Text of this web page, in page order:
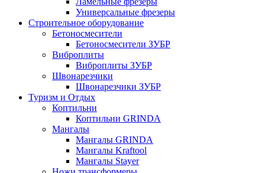
Универсальные фрезеры
Строительное оборудование
Бетоносмесители
Бетоносмесители ЗУБР
Виброплиты
Виброплиты ЗУБР
Швонарезчики
Швонарезчики ЗУБР
Туризм и Отдых
Коптильни
Коптильни GRINDA
Мангалы
Мангалы GRINDA
Мангалы Kraftool
Мангалы Stayer